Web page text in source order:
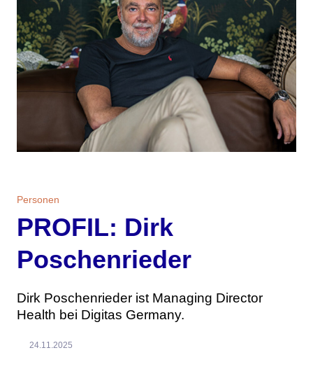
Personen
PROFIL: Dirk
Poschenrieder
Dirk Poschenrieder ist Managing Director
Health bei Digitas Germany.
24.11.2025